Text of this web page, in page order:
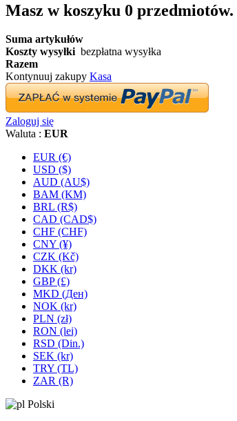
Masz w koszyku 0 przedmiotów.
Suma artykułów
Koszty wysyłki bezpłatna wysyłka
Razem
Kontynuuj zakupy Kasa
Zaloguj się
Waluta : EUR
EUR (€)
USD ($)
AUD (AU$)
BAM (KM)
BRL (R$)
CAD (CAD$)
CHF (CHF)
CNY (¥)
CZK (Kč)
DKK (kr)
GBP (£)
MKD (Ден)
NOK (kr)
PLN (zł)
RON (lei)
RSD (Din.)
SEK (kr)
TRY (TL)
ZAR (R)
Polski